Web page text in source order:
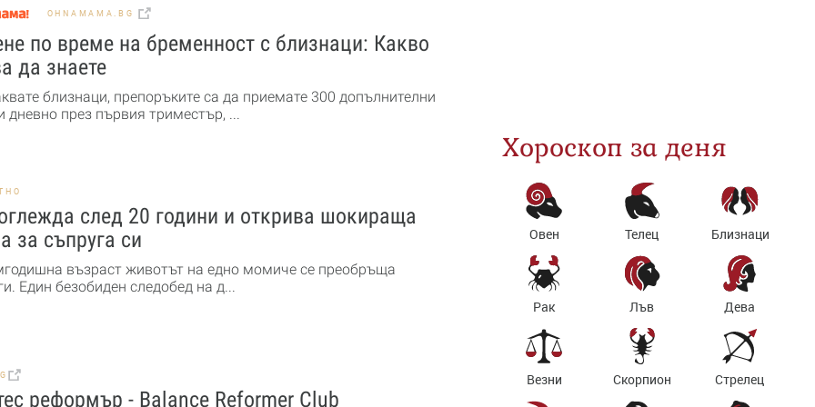
OHNAMAMA.BG
по време на бременност с близнаци: Какво
да знаете
близнаци, препоръките са да приемате 300 допълнителни
дневно през първия триместър, ...
след 20 години и открива шокираща
за съпруга си
възраст животът на едно момиче се преобръща
Един безобиден следобед на д...
реформър - Balance Reformer Club
Хороскоп за деня
Овен Телец Близнаци
Рак Лъв Дева
Везни Скорпион Стрелец